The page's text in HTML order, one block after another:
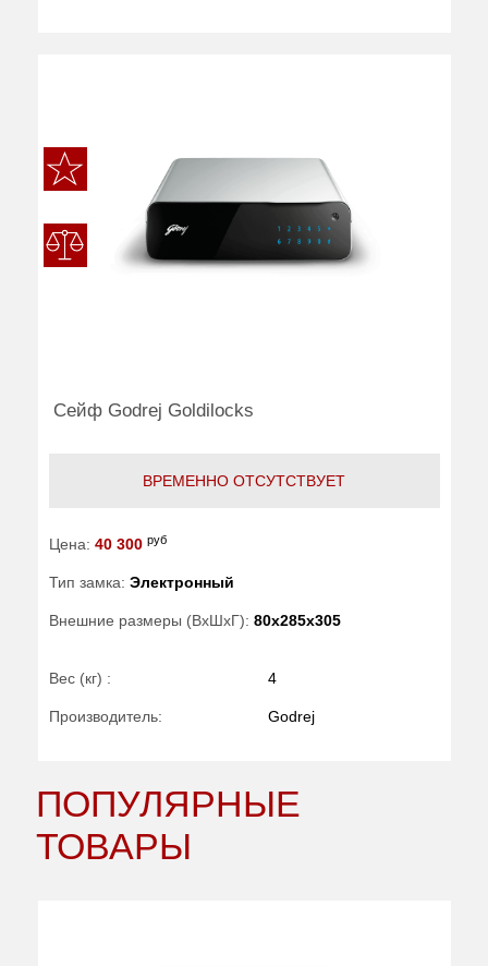
Сейф Godrej Goldilocks
ВРЕМЕННО ОТСУТСТВУЕТ
Цена: 40 300 руб
Тип замка: Электронный
Внешние размеры (ВхШхГ): 80x285x305
Вес (кг) : 4
Производитель: Godrej
ПОПУЛЯРНЫЕ
ТОВАРЫ